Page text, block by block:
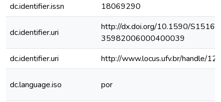
dc.identifier.issn 18069290
dc.identifier.uri
http://dx.doi.org/10.1590/S1516-
35982006000400039
dc.identifier.uri
http://www.locus.ufv.br/handle/
dc.language.iso por